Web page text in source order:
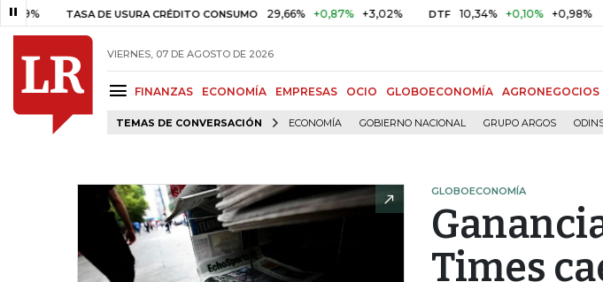
TASA DE USURA CRÉDITO CONSUMO 29,66% +0,87% +3,02% DTF 10,34% +0,10% +0,98% UVR
VIERNES, 07 DE AGOSTO DE 2026
FINANZAS ECONOMÍA EMPRESAS OCIO GLOBOECONOMÍA AGRONEGOCIOS
TEMAS DE CONVERSACIÓN ECONOMÍA GOBIERNO NACIONAL GRUPO ARGOS
GLOBOECONOMÍA
Times